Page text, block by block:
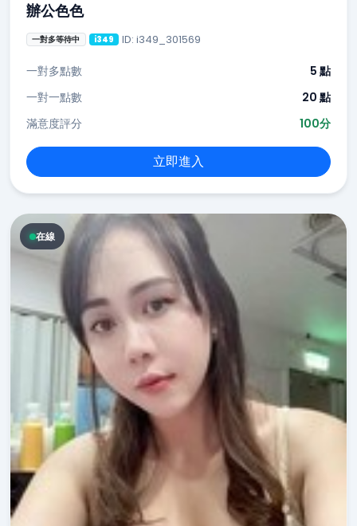
辦公色色
一對多等待中 i349 ID: i349_301569
一對多點數
5 點
一對一點數
20 點
滿意度評分
100分
立即進入
在線